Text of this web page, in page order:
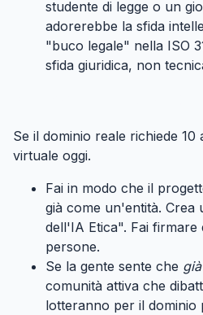
studente di legge o un
adorerebbe la sfida
"buco legale" nella ISO
sfida giuridica, non
Se il dominio reale richiede 10
virtuale oggi.
Fai in modo che il
già come un'entità. Crea
dell'IA Etica". Fai
persone.
Se la gente sente che già
comunità attiva che
lotteranno per il dominio